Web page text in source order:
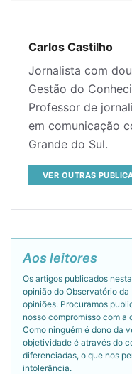
Carlos Castilho
Jornalista com
Gestão do
Professor de
em comunicação
Grande do Sul.
VER OUTRAS
Aos leitores
Os artigos publicados
opinião do Observatório da
opiniões. Procuramos
nosso compromisso com
Como ninguém é dono da
objetividade é através do
diferenciadas, o que nos
intolerância.